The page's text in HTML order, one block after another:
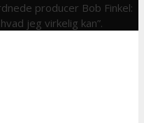
producer Bob Finkel:
jeg virkelig kan”.